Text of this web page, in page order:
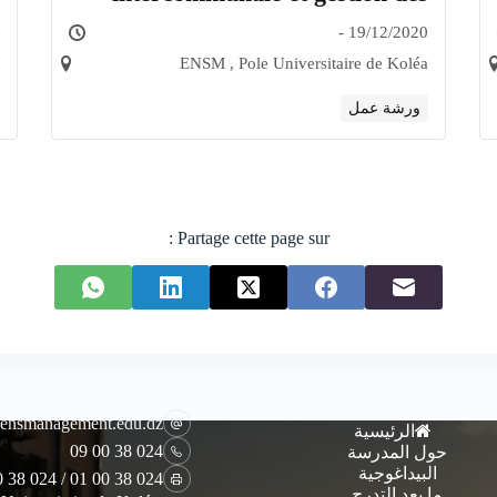
déchets ménagers. Quelles
perspectives pour les communes
en Algérie
19/12/2020 -
ENSM , Pole Universitaire de Koléa
ورشة عمل
Partage cette page sur :
الرئيسية
حول المدرسة
البيداغوجية
024 38 00 09
024 38 00 01 / 024 38 00 08